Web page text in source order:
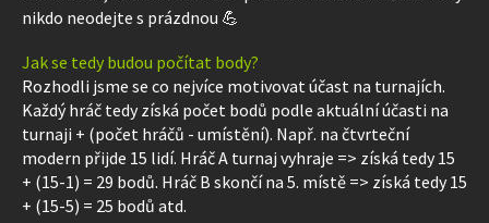
nikdo neodejte s prázdnou 💪
Jak se tedy budou počítat body?
Rozhodli jsme se co nejvíce motivovat účast na turnajích.
Každý hráč tedy získá počet bodů podle aktuální účasti na
turnaji + (počet hráčů - umístění). Např. na čtvrteční
modern přijde 15 lidí. Hráč A turnaj vyhraje => získá tedy 15
+ (15-1) = 29 bodů. Hráč B skončí na 5. místě => získá tedy 15
+ (15-5) = 25 bodů atd.